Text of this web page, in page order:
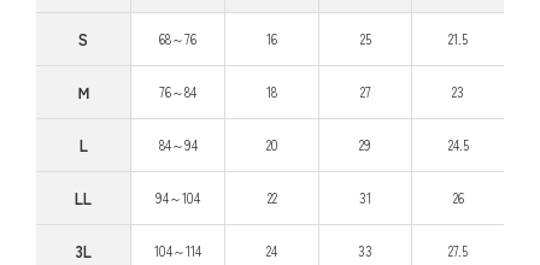
S 68～76 16 25 21.5
Ｍ 76～84 18 27 23
L 84～94 20 29 24.5
LL 94～104 22 31 26
3L 104～114 24 33 27.5